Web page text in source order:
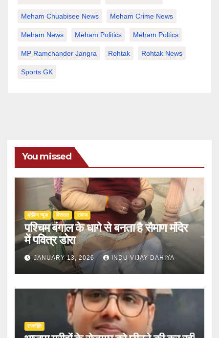
Meham Chuabisee News Meham Crime News
Meham News Meham Politics Meham Poltics
MP Ramchander Jangra Rohtak Rohtak News
Sports GK
You missed
ब्रेकिंग न्यूज़ ‍‍विरासत समाज
पश्चिम बंगाल के धागे से बनता है सैमाण मंदिर
में पवित्र डोरा
JANUARY 13, 2026 INDU VIJAY DAHIYA
राजनीति